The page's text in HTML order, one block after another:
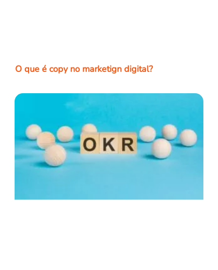
O que é copy no marketign digital?